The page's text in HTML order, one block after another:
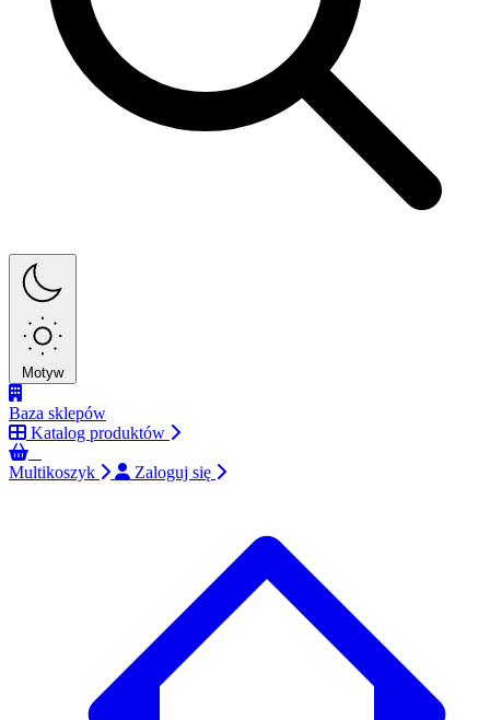
Motyw
Baza sklepów
Katalog produktów
Multikoszyk
Zaloguj się